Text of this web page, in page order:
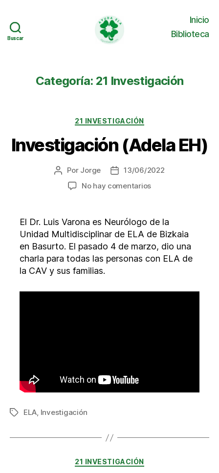
Buscar
Inicio
Biblioteca
Buscar
Categoría: 21 Investigación
Categorías
21 INVESTIGACIÓN
Investigación (Adela EH)
Autor
Por Jorge
Fecha13/06/2022
No hay comentariosen
EH)
El Dr. Luis Varona es Neurólogo de la
Unidad Multidisciplinar de ELA de Bizkaia
en Basurto. El pasado 4 de marzo, dio una
charla para todas las personas con ELA de
la CAV y sus familias.
Etiquetas
ELA, Investigación
Categorías
21 INVESTIGACIÓN